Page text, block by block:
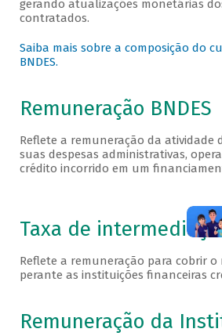
gerando atualizações monetárias
contratados.
Saiba mais sobre a composição do
BNDES.
Remuneração BNDES
Reflete a remuneração da atividade
suas despesas administrativas,
crédito incorrido em um
Taxa de
Reflete a remuneração para cobrir o
perante as instituições financeiras
Remuneração da